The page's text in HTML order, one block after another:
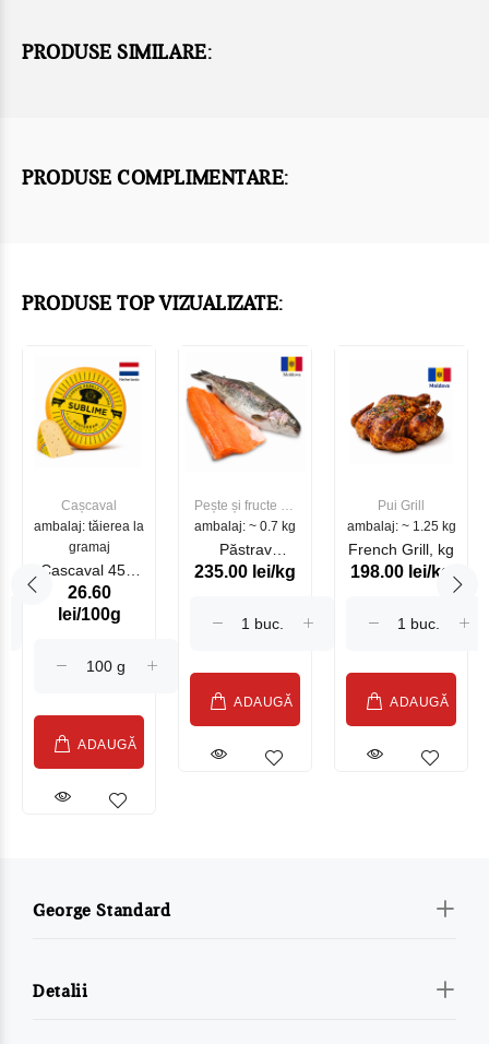
PRODUSE SIMILARE:
PRODUSE COMPLIMENTARE:
PRODUSE TOP VIZUALIZATE:
Cașcaval
ambalaj: tăierea la
gramaj
Cascaval 45%
Maasdam
Sublime Cow
26.60
lei/100g
ADAUGĂ
Pește și fructe de
mare
ambalaj: ~ 0.7 kg
Păstrav
Somonat
235.00 lei/kg
ADAUGĂ
Pui Grill
ambalaj: ~ 1.25 kg
French Grill, kg
198.00 lei/kg
ADAUGĂ
George Standard
Detalii